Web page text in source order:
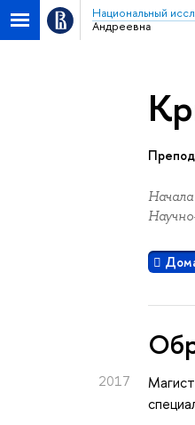
Национальный
Андреевна
2017